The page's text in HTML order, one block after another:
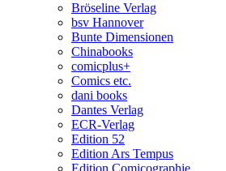
Bröseline Verlag
bsv Hannover
Bunte Dimensionen
Chinabooks
comicplus+
Comics etc.
dani books
Dantes Verlag
ECR-Verlag
Edition 52
Edition Ars Tempus
Edition Comicographie